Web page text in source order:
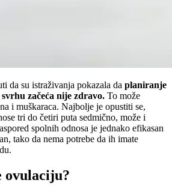
da su istraživanja pokazala da planiranje
začeća nije zdravo. To može
i muškaraca. Najbolje je opustiti se,
tri do četiri puta sedmično, može i
spolnih odnosa je jednako efikasan
tako da nema potrebe da ih imate
ovulaciju?